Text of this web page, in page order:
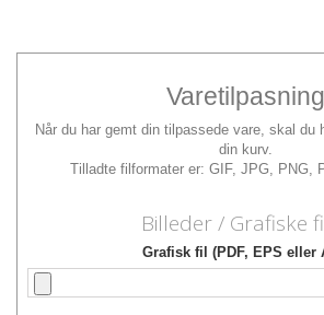
Varetilpasning
Når du har gemt din tilpassede vare, skal du
din kurv.
Tilladte filformater er: GIF, JPG, PNG,
Billeder / Grafiske
Grafisk fil (PDF, EPS eller